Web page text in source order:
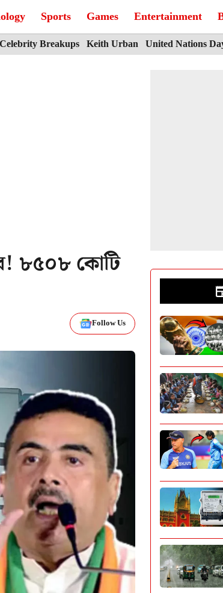
Sports Games Entertainment
Celebrity Breakups Keith Urban United Nations
৮৫০৮ কোটি
Follow Us